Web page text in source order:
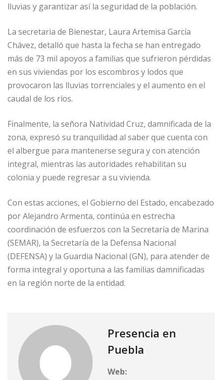
lluvias y garantizar así la seguridad de la población.
La secretaria de Bienestar, Laura Artemisa García
Chávez, detalló que hasta la fecha se han entregado
más de 73 mil apoyos a familias que sufrieron pérdidas
en sus viviendas por los escombros y lodos que
provocaron las lluvias torrenciales y el aumento en el
caudal de los ríos.
Finalmente, la señora Natividad Cruz, damnificada de la
zona, expresó su tranquilidad al saber que cuenta con
el albergue para mantenerse segura y con atención
integral, mientras las autoridades rehabilitan su
colonia y puede regresar a su vivienda.
Con estas acciones, el Gobierno del Estado, encabezado
por Alejandro Armenta, continúa en estrecha
coordinación de esfuerzos con la Secretaría de Marina
(SEMAR), la Secretaría de la Defensa Nacional
(DEFENSA) y la Guardia Nacional (GN), para atender de
forma integral y oportuna a las familias damnificadas
en la región norte de la entidad.
Presencia en
Puebla
Web: